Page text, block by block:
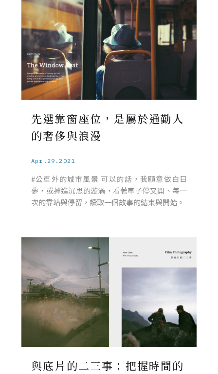
先選靠窗座位，是屬於通勤人
的奢侈與浪漫
Apr.29.2021
#公車外的城市風景 可以的話，我願意做白日
夢，或掉進沉思的漩渦，看著車子停又開、每一
次的靠站與停留，讀取一個故事的結束與開始。
與底片的二三事：把握時間的